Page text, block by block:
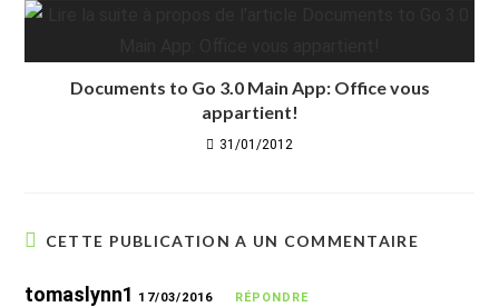
Documents to Go 3.0 Main App: Office vous
appartient!
31/01/2012
CETTE PUBLICATION A UN COMMENTAIRE
tomaslynn1 17/03/2016 RÉPONDRE